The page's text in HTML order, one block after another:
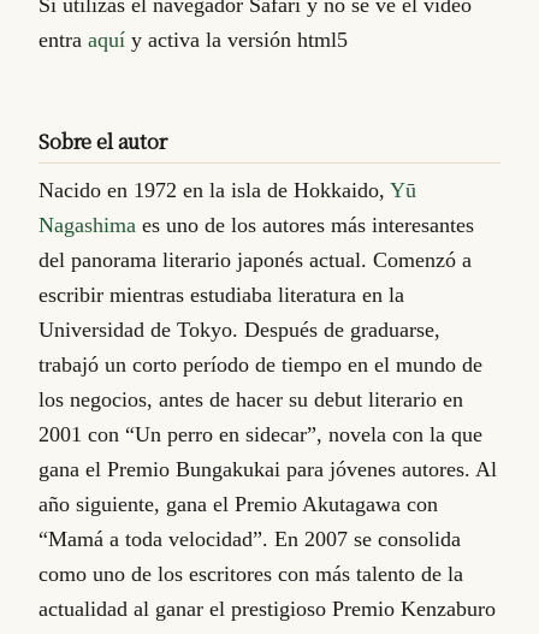
Si utilizas el navegador Safari y no se ve el vídeo
entra aquí y activa la versión html5
Sobre el autor
Nacido en 1972 en la isla de Hokkaido, Yū
Nagashima es uno de los autores más interesantes
del panorama literario japonés actual. Comenzó a
escribir mientras estudiaba literatura en la
Universidad de Tokyo. Después de graduarse,
trabajó un corto período de tiempo en el mundo de
los negocios, antes de hacer su debut literario en
2001 con “Un perro en sidecar”, novela con la que
gana el Premio Bungakukai para jóvenes autores. Al
año siguiente, gana el Premio Akutagawa con
“Mamá a toda velocidad”. En 2007 se consolida
como uno de los escritores con más talento de la
actualidad al ganar el prestigioso Premio Kenzaburo